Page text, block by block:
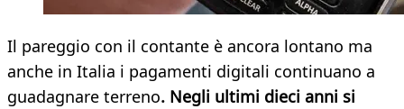
Il pareggio con il contante è ancora lontano ma
anche in Italia i pagamenti digitali continuano a
guadagnare terreno. Negli ultimi dieci anni si